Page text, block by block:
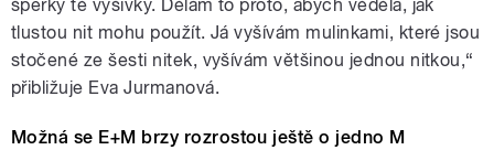
šperky té výšivky. Dělám to proto, abych věděla, jak
tlustou nit mohu použít. Já vyšívám mulinkami, které jsou
stočené ze šesti nitek, vyšívám většinou jednou nitkou,“
přibližuje Eva Jurmanová.
Možná se E+M brzy rozrostou ještě o jedno M